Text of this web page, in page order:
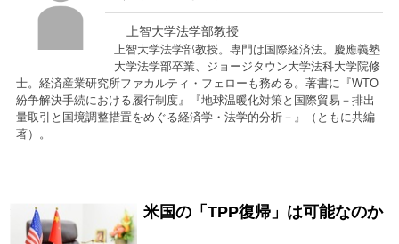
上智大学法学部教授
上智大学法学部教授。専門は国際経済法。慶應義塾
大学法学部卒業、ジョージタウン大学法科大学院修
士。経済産業研究所ファカルティ・フェローも務める。著書に『WTO
紛争解決手続における履行制度』『地球温暖化対策と国際貿易－ 排出
量取引と国境調整措置をめぐる経済学・法学的分析－』（ともに共編
著）。
2021/10/12 米国の「TPP復帰」は可能なのか